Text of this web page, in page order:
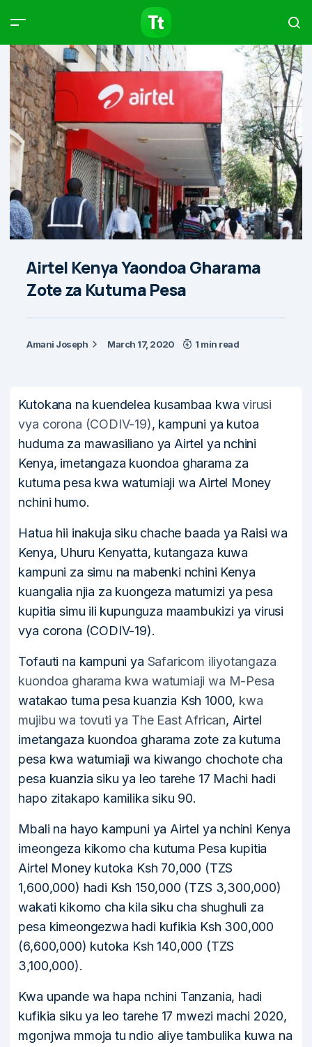
Airtel Kenya Yaondoa Gharama
Zote za Kutuma Pesa
Amani Joseph March 17, 2020 1 min read
Kutokana na kuendelea kusambaa kwavirusi
vya corona (CODIV-19), kampuni ya kutoa
huduma za mawasiliano ya Airtel ya nchini
Kenya, imetangaza kuondoa gharama za
kutuma pesa kwa watumiaji wa Airtel Money
nchini humo.
Hatua hii inakuja siku chache baada ya Raisi wa
Kenya, Uhuru Kenyatta, kutangaza kuwa
kampuni za simu na mabenki nchini Kenya
kuangalia njia za kuongeza matumizi ya pesa
kupitia simu ili kupunguza maambukizi ya virusi
vya corona (CODIV-19).
Tofauti na kampuni ya Safaricom iliyotangaza
kuondoa gharama kwa watumiaji wa M-Pesa
watakao tuma pesa kuanzia Ksh 1000, kwa
mujibu wa tovuti ya The East African, Airtel
imetangaza kuondoa gharama zote za kutuma
pesa kwa watumiaji wa kiwango chochote cha
pesa kuanzia siku ya leo tarehe 17 Machi hadi
hapo zitakapo kamilika siku 90.
Mbali na hayo kampuni ya Airtel ya nchini Kenya
imeongeza kikomo cha kutuma Pesa kupitia
Airtel Money kutoka Ksh 70,000 (TZS
1,600,000) hadi Ksh 150,000 (TZS 3,300,000)
wakati kikomo cha kila siku cha shughuli za
pesa kimeongezwa hadi kufikia Ksh 300,000
(6,600,000) kutoka Ksh 140,000 (TZS
3,100,000).
Kwa upande wa hapa nchini Tanzania, hadi
kufikia siku ya leo tarehe 17 mwezi machi 2020,
mgonjwa mmoja tu ndio aliye tambulika kuwa na
Products Articles
Type to start searching…